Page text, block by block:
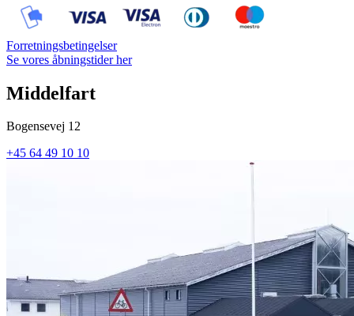
Forretningsbetingelser
Se vores åbningstider her
Middelfart
Bogensevej 12
+45 64 49 10 10